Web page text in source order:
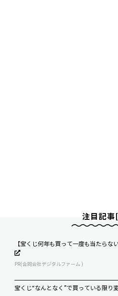
注目記事
【宝くじ何年も買って一度も当たら
PR(合同会社デジタルファーム )
宝くじ“なんとなく”で買っている限り